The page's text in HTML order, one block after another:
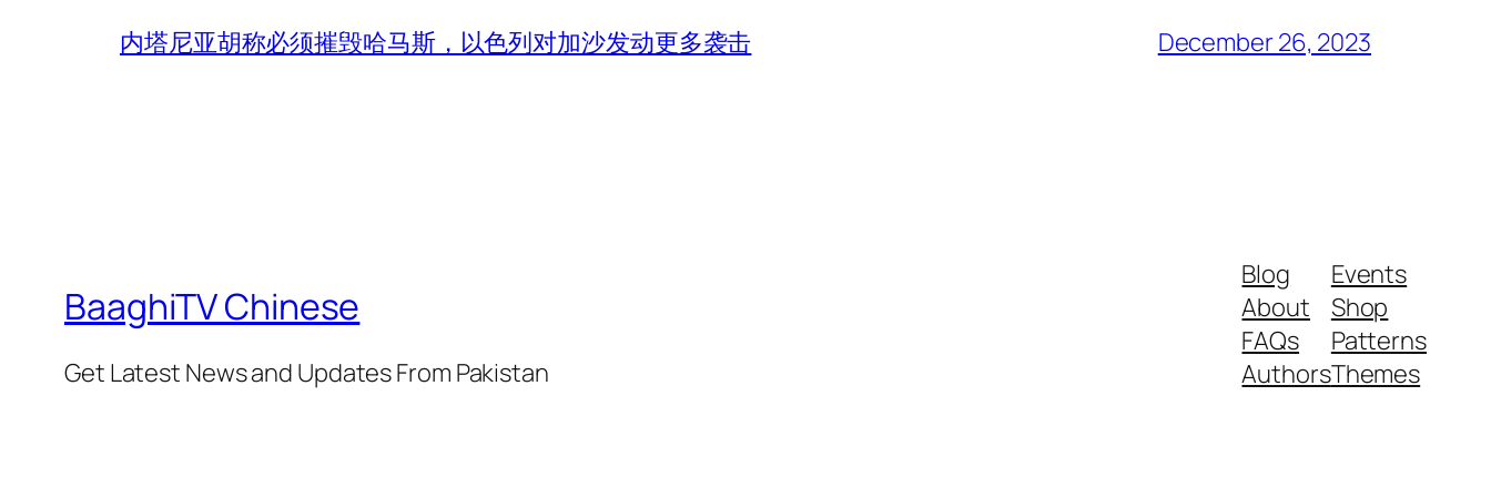
内塔尼亚胡称必须摧毁哈马斯，以色列对加沙发动更多袭击 December 26, 2023
BaaghiTV Chinese
Get Latest News and Updates From Pakistan
Blog
About
FAQs
Authors
Events
Shop
Patterns
Themes